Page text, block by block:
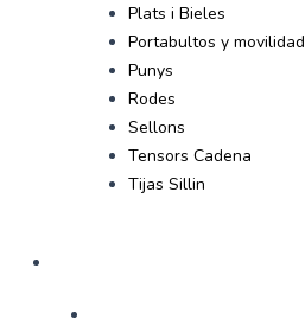
Plats i Bieles
Portabultos y movilidad
Punys
Rodes
Sellons
Tensors Cadena
Tijas Sillin